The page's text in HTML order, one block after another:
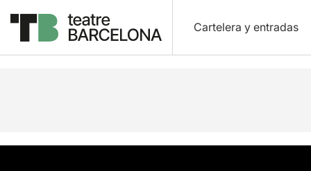
Cartelera y entradas
Descripción Ficha artística